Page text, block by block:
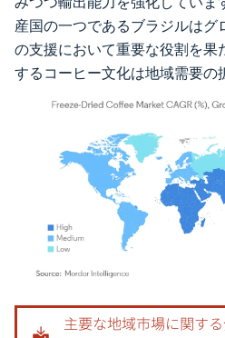
産国の一つであるブラジルはグ
の支援において重要な役割を果
するコーヒー文化は地域需要の
画像 © Mordor Intelligence。再利用には